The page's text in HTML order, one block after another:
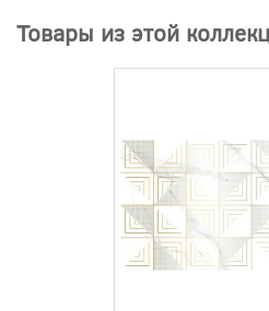
Товары из этой